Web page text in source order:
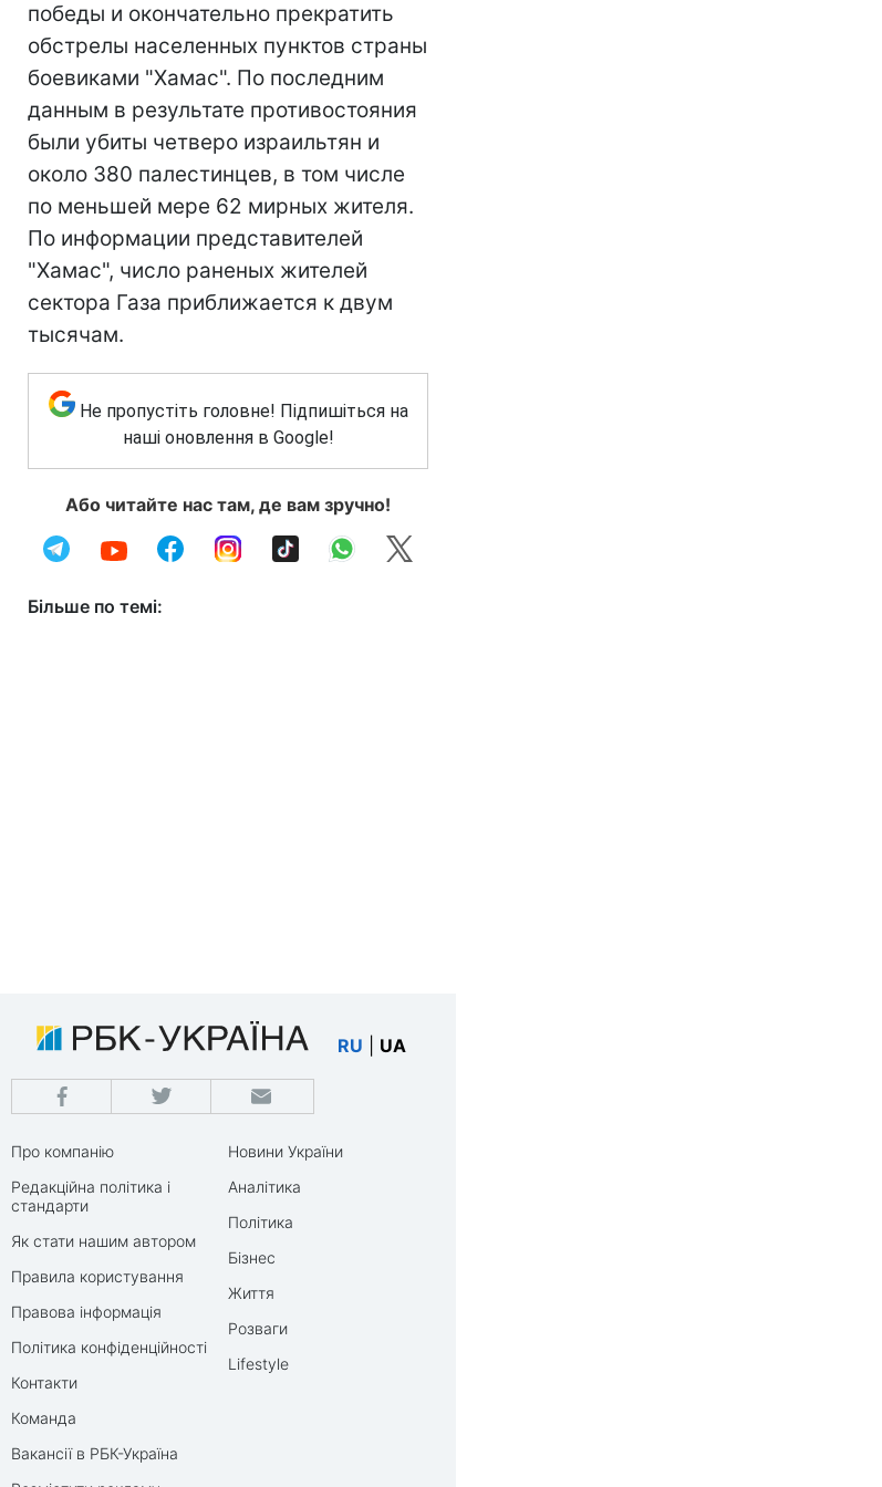
победы и окончательно прекратить
обстрелы населенных пунктов страны
боевиками "Хамас". По последним
данным в результате противостояния
были убиты четверо израильтян и
около 380 палестинцев, в том числе
по меньшей мере 62 мирных жителя.
По информации представителей
"Хамас", число раненых жителей
сектора Газа приближается к двум
тысячам.
Не пропустіть головне! Підпишіться на
наші оновлення в Google!
Або читайте нас там, де вам зручно!
Більше по темі:
RU UA
Про компанію
Редакційна політика і
стандарти
Як стати нашим автором
Правила користування
Правова інформація
Політика конфіденційності
Контакти
Команда
Вакансії в РБК-Україна
Новини України
Аналітика
Політика
Бізнес
Життя
Розваги
Lifestyle